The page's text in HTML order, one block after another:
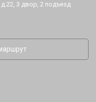
3 двор, 2 подъезд